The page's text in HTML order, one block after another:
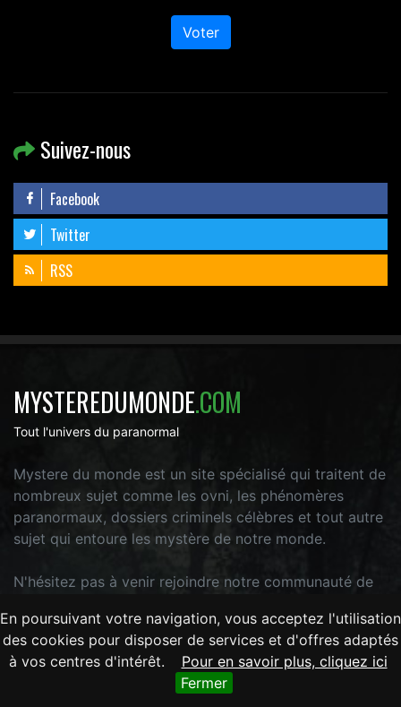
En poursuivant votre navigation, vous acceptez l'utilisation
des cookies pour disposer de services et d'offres adaptés
à vos centres d'intérêt.
Pour en savoir plus, cliquez ici
Fermer
Voter
Suivez-nous
Facebook
Twitter
RSS
MYSTEREDUMONDE.COM
Tout l'univers du paranormal
Mystere du monde est un site spécialisé qui traitent de
nombreux sujet comme les ovni, les phénomères
paranormaux, dossiers criminels célèbres et tout autre
sujet qui entoure les mystère de notre monde.
N'hésitez pas à venir rejoindre notre communauté de